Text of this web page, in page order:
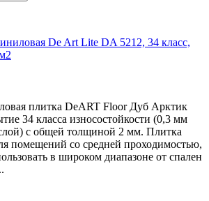
De Art Lite DA 5212, 34 класс,
плитка DeART Floor Дуб Арктик
34 класса износостойкости (0,3 мм
с общей толщиной 2 мм. Плитка
помещений со средней проходимостью,
в широком диапазоне от спален